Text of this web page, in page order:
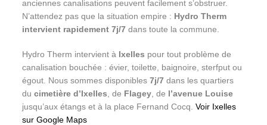
anciennes canalisations peuvent facilement s’obstruer.
N’attendez pas que la situation empire : Hydro Therm
intervient rapidement 7j/7 dans toute la commune.
Hydro Therm intervient à Ixelles pour tout problème de
canalisation bouchée : évier, toilette, baignoire, sterfput ou
égout. Nous sommes disponibles7j/7 dans les quartiers
ducimetière d’Ixelles , de Flagey , de l’avenue Louise
jusqu’aux étangs et à la place Fernand Cocq.Voir Ixelles
sur Google Maps